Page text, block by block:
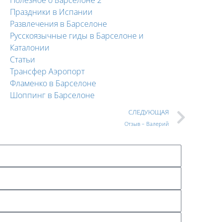
Праздники в Испании
Развлечения в Барселоне
Русскоязычные гиды в Барселоне и
Каталонии
Статьи
Трансфер Аэропорт
Фламенко в Барселоне
Шоппинг в Барселоне
СЛЕДУЮЩАЯ
Отзыв – Валерий